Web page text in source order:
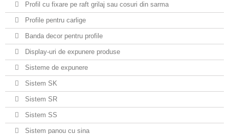
Profil cu fixare pe raft grilaj sau cosuri din sarma
Profile pentru carlige
Banda decor pentru profile
Display-uri de expunere produse
Sisteme de expunere
Sistem SK
Sistem SR
Sistem SS
Sistem panou cu sina